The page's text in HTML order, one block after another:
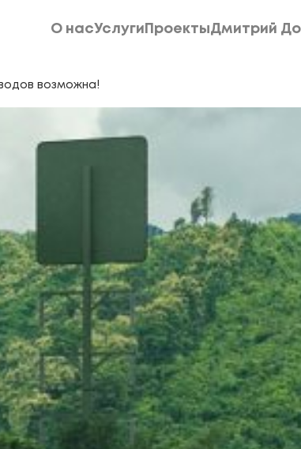
О насУслуги ПроектыДмитрий
возможна!